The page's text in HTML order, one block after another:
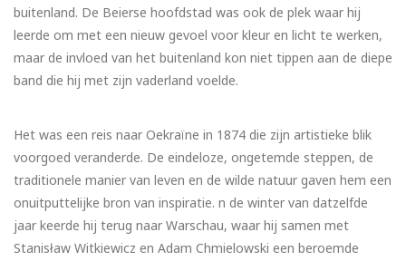
buitenland. De Beierse hoofdstad was ook de plek waar hij
leerde om met een nieuw gevoel voor kleur en licht te werken,
maar de invloed van het buitenland kon niet tippen aan de diepe
band die hij met zijn vaderland voelde.
Het was een reis naar Oekraïne in 1874 die zijn artistieke blik
voorgoed veranderde. De eindeloze, ongetemde steppen, de
traditionele manier van leven en de wilde natuur gaven hem een
onuitputtelijke bron van inspiratie. n de winter van datzelfde
jaar keerde hij terug naar Warschau, waar hij samen met
Stanisław Witkiewicz en Adam Chmielowski een beroemde